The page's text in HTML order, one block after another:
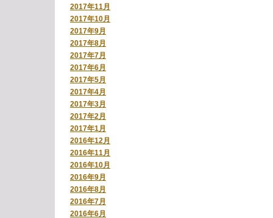
2017年11月
2017年10月
2017年9月
2017年8月
2017年7月
2017年6月
2017年5月
2017年4月
2017年3月
2017年2月
2017年1月
2016年12月
2016年11月
2016年10月
2016年9月
2016年8月
2016年7月
2016年6月